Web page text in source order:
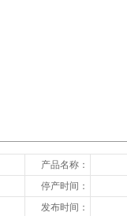
产品名称：
停产时间：
发布时间：